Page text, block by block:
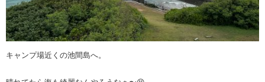
キャンプ場近くの池間島へ。